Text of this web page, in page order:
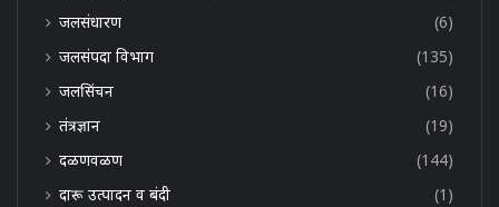
जलसंधारण
(6)
जलसंपदा विभाग
(135)
जलसिंचन
(16)
तंत्रज्ञान
(19)
दळणवळण
(144)
दारू उत्पादन व बंदी
(1)